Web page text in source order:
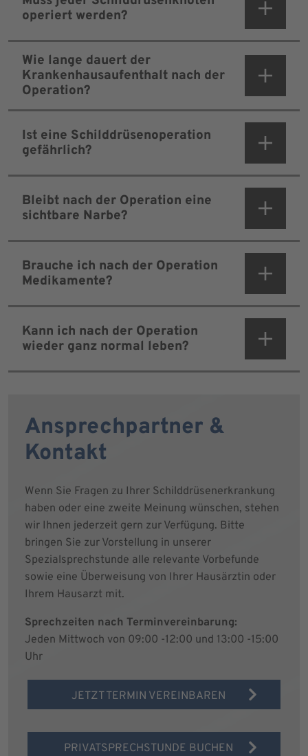
operiert werden?
Wie lange dauert der
Krankenhausaufenthalt nach der
Operation?
Ist eine Schilddrüsenoperation
gefährlich?
Bleibt nach der Operation eine
sichtbare Narbe?
Brauche ich nach der Operation
Medikamente?
Kann ich nach der Operation
wieder ganz normal leben?
Ansprechpartner &
Kontakt
Wenn Sie Fragen zu Ihrer Schilddrüsenerkrankung
haben oder eine zweite Meinung wünschen, stehen
wir Ihnen jederzeit gern zur Verfügung. Bitte
bringen Sie zur Vorstellung in unserer
Spezialsprechstunde alle relevante Vorbefunde
sowie eine Überweisung von Ihrer Hausärztin oder
Ihrem Hausarzt mit.
Sprechzeiten nach Terminvereinbarung:
Jeden Mittwoch von 09:00 -12:00 und 13:00 -15:00
Uhr
JETZT TERMIN VEREINBAREN
PRIVATSPRECHSTUNDE BUCHEN